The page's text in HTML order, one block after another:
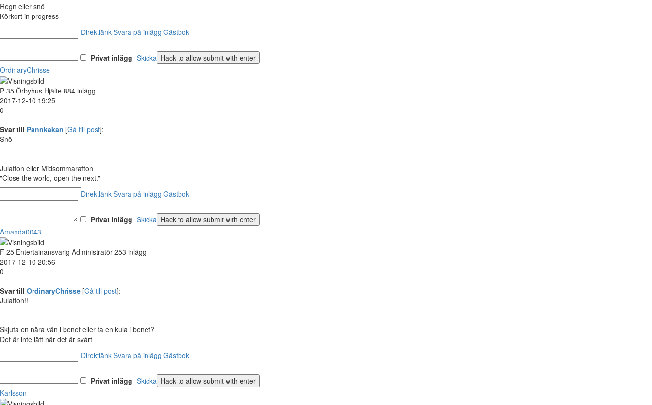
Regn eller snö
Körkort in progress
Direktlänk Svara på inlägg Gästbok
Privat inlägg Skicka
OrdinaryChrisse
P 35 Örbyhus Hjälte 884 inlägg
2017-12-10 19:25
0
Svar till Pannkakan [Gå till post]:
Snö
Julafton eller Midsommarafton
"Close the world, open the next."
Direktlänk Svara på inlägg Gästbok
Privat inlägg Skicka
Amanda0043
F 25 Entertainansvarig Administratör 253 inlägg
2017-12-10 20:56
0
Svar till OrdinaryChrisse [Gå till post]:
Julafton!!
Skjuta en nära vän i benet eller ta en kula i benet?
Det är inte lätt när det är svårt
Direktlänk Svara på inlägg Gästbok
Privat inlägg Skicka
Karlsson